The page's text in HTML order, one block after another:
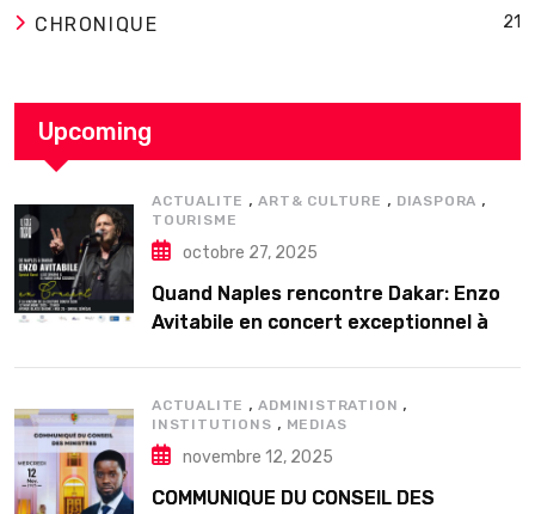
CHRONIQUE 21
Upcoming
ACTUALITE ,ART& CULTURE , DIASPORA ,
TOURISME
octobre 27, 2025
Quand Naples rencontre Dakar: Enzo
Avitabile en concert exceptionnel à
ACTUALITE ,ADMINISTRATION ,
INSTITUTIONS , MEDIAS
novembre 12, 2025
COMMUNIQUE DU CONSEIL DES